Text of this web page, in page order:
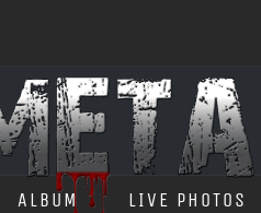
ALBUM LIVE PHOTOS